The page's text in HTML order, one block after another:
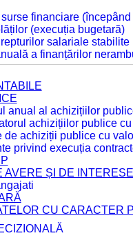
financiare
(execuția bugetară)
salariale
a finanțărilor
anual al achizițiilor
achizițiilor publice
de achiziții publice cu
privind execuția
AVERE ȘI DE INTERESE
CU CARACTER